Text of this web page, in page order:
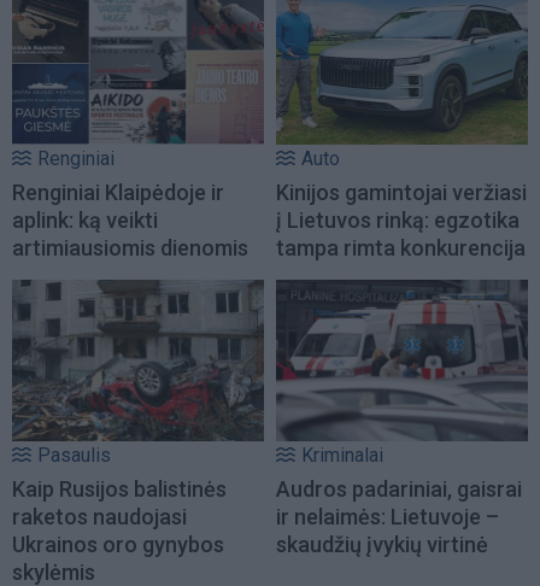
Renginiai
Renginiai Klaipėdoje ir
aplink: ką veikti
artimiausiomis dienomis
Auto
Kinijos gamintojai veržiasi
į Lietuvos rinką: egzotika
tampa rimta konkurencija
Pasaulis
Kaip Rusijos balistinės
raketos naudojasi
Ukrainos oro gynybos
skylėmis
Kriminalai
Audros padariniai, gaisrai
ir nelaimės: Lietuvoje –
skaudžių įvykių virtinė